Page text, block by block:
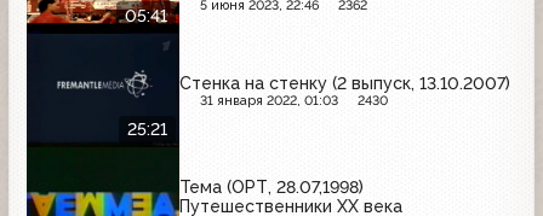
05:41
Эвалар, Avon, Турбослим, Opel,
5 июня 2023, 22:46 2362
25:21
Стенка на стенку (2 выпуск, 13.10.2007)
31 января 2022, 01:03 2430
Тема (ОРТ, 28.07,1998)
Путешественники XX века